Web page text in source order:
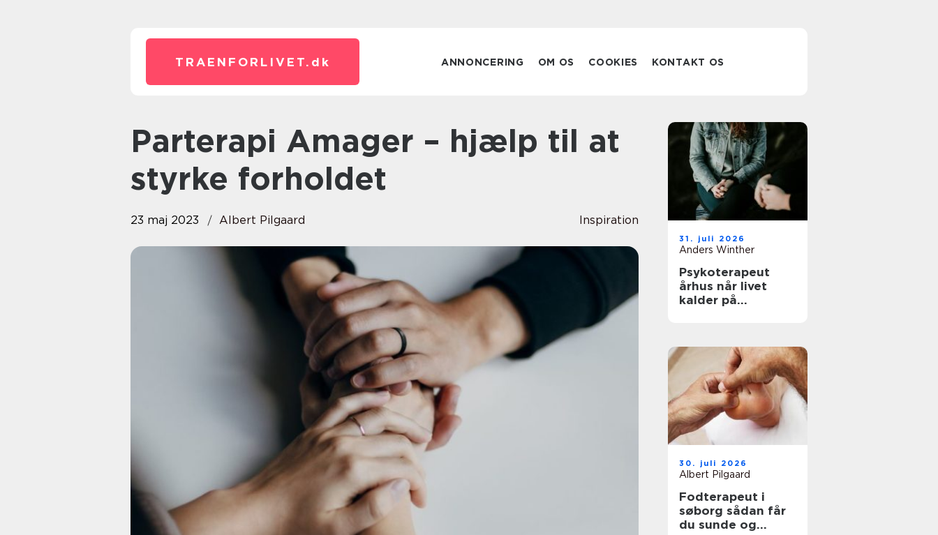
TRAENFORLIVET. dk ANNONCERING OM OS COOKIES KONTAKT OS
Parterapi Amager – hjælp til at
styrke forholdet
23 maj 2023 Albert Pilgaard Inspiration
31. juli 2026
Anders Winther
Psykoterapeut
århus når livet
kalder på
30. juli 2026
Albert Pilgaard
Fodterapeut i
søborg sådan får
du sunde og